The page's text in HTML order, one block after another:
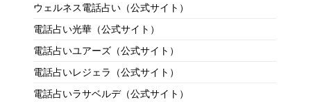
ウェルネス電話占い（公式サイト）
電話占い光華（公式サイト）
電話占いユアーズ（公式サイト）
電話占いレジェラ（公式サイト）
電話占いラサベルデ（公式サイト）